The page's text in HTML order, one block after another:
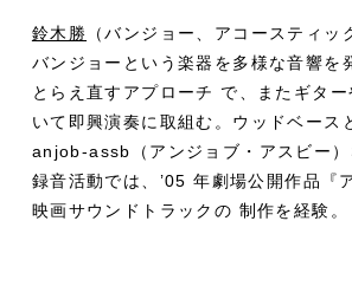
鈴木勝 （バンジョー、アコースティッ
バンジョーという楽器を多様な音響を
とらえ直すアプローチ で、またギタ
いて即興演奏に取組む。ウッドベース
anjob-assb（アンジョブ・アスビー）
録音活動では、’05 年劇場公開作品『
映画サウンドトラックの 制作を経験。